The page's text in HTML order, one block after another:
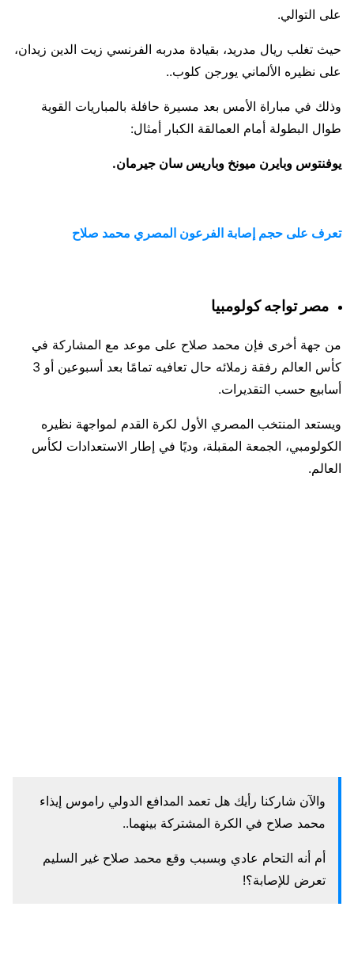
على التوالي.
حيث تغلب ريال مدريد، بقيادة مدربه الفرنسي زيت الدين زيدان،
على نظيره الألماني يورجن كلوب..
وذلك في مباراة الأمس بعد مسيرة حافلة بالمباريات القوية
طوال البطولة أمام العمالقة الكبار أمثال:
يوفنتوس وبايرن ميونخ وباريس سان جيرمان.
تعرف على حجم إصابة الفرعون المصري محمد صلاح
مصر تواجه كولومبيا
من جهة أخرى فإن محمد صلاح على موعد مع المشاركة في
كأس العالم رفقة زملائه حال تعافيه تمامًا بعد أسبوعين أو 3
أسابيع حسب التقديرات.
ويستعد المنتخب المصري الأول لكرة القدم لمواجهة نظيره
الكولومبي، الجمعة المقبلة، وديًا في إطار الاستعدادات لكأس
العالم.
والآن شاركنا رأيك هل تعمد المدافع الدولي راموس إيذاء
محمد صلاح في الكرة المشتركة بينهما..
أم أنه التحام عادي وبسبب وقع محمد صلاح غير السليم
تعرض للإصابة؟!